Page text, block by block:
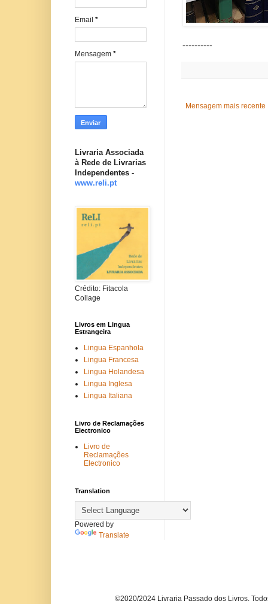
----------
Mensagem mais recente
Email *
Mensagem *
Livraria Associada
à Rede de Livrarias
Independentes -
www.reli.pt
Crédito: Fitacola
Collage
Livros em Lingua
Estrangeira
Lingua Espanhola
Lingua Francesa
Lingua Holandesa
Lingua Inglesa
Lingua Italiana
Livro de Reclamações
Electronico
Livro de
Reclamações
Electronico
Translation
Powered by
Translate
©2020/2024 Livraria Passado dos Livros.